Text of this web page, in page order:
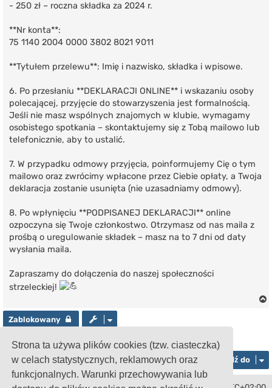
Strona ta używa plików cookies (tzw. ciasteczka)
w celach statystycznych, reklamowych oraz
funkcjonalnych. Warunki przechowywania lub
- 250 zł – roczna składka za 2024 r.
**Nr konta**:
75 1140 2004 0000 3802 8021 9011
**Tytułem przelewu**: Imię i nazwisko, składka i wpisowe.
6. Po przesłaniu **DEKLARACJI ONLINE** i wskazaniu osoby
polecającej, przyjęcie do stowarzyszenia jest formalnością.
Jeśli nie masz wspólnych znajomych w klubie, wymagamy
osobistego spotkania – skontaktujemy się z Tobą mailowo lub
telefonicznie, aby to ustalić.
7. W przypadku odmowy przyjęcia, poinformujemy Cię o tym
mailowo oraz zwrócimy wpłacone przez Ciebie opłaty, a Twoja
deklaracja zostanie usunięta (nie uzasadniamy odmowy).
8. Po wpłynięciu **PODPISANEJ DEKLARACJI** online
ozpoczyna się Twoje członkostwo. Otrzymasz od nas maila z
prośbą o uregulowanie składek – masz na to 7 dni od daty
wysłania maila.
Zapraszamy do dołączenia do naszej społeczności
strzeleckiej!
ę
Zablokowany
Przejdź do